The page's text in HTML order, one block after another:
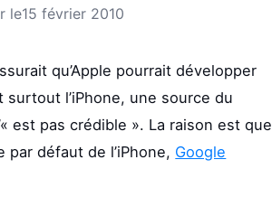
le15 février 2010
qu’Apple pourrait développer
l’iPhone, une source du
est pas crédible ». La raison est que
défaut de l’iPhone, Google